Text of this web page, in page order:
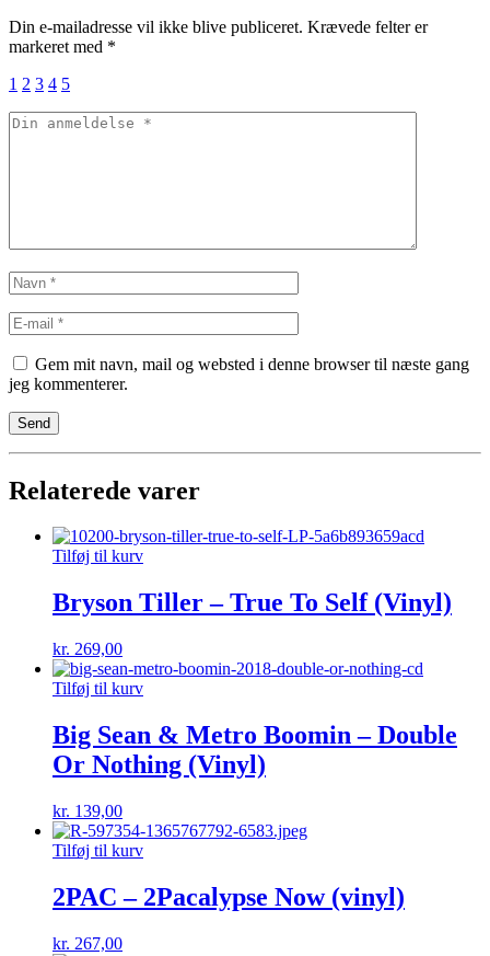
Din e-mailadresse vil ikke blive publiceret. Krævede felter er
markeret med *
1 2 3 4 5
Gem mit navn, mail og websted i denne browser til næste gang
jeg kommenterer.
Relaterede varer
Tilføj til kurv
Bryson Tiller – True To Self (Vinyl)
kr. 269,00
Tilføj til kurv
Big Sean & Metro Boomin – Double
Or Nothing (Vinyl)
kr. 139,00
Tilføj til kurv
2PAC – 2Pacalypse Now (vinyl)
kr. 267,00